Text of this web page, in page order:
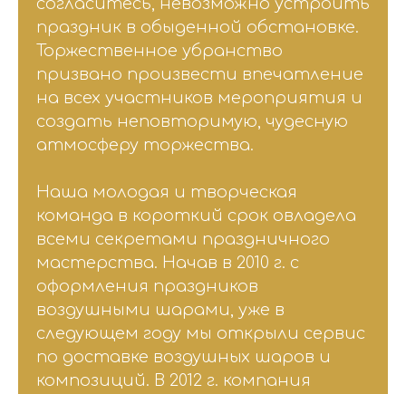
согласитесь, невозможно устроить
праздник в обыденной обстановке.
Торжественное убранство
призвано произвести впечатление
на всех участников мероприятия и
создать неповторимую, чудесную
атмосферу торжества.
Наша молодая и творческая
команда в короткий срок овладела
всеми секретами праздничного
мастерства. Начав в 2010 г. с
оформления праздников
воздушными шарами, уже в
следующем году мы открыли сервис
по доставке воздушных шаров и
композиций. В 2012 г. компания